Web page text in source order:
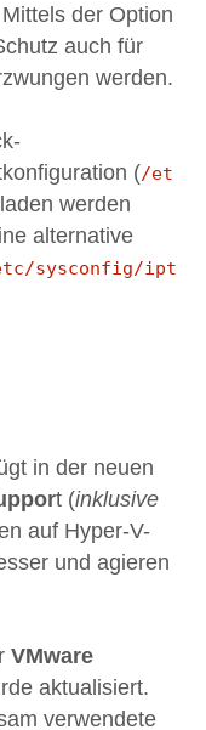
der Option
auch für
werden.
(/et
werden
alternative
sysconfig/ipt
in der neuen
t (inklusive
auf Hyper-V-
und agieren
VMware
aktualisiert.
verwendete